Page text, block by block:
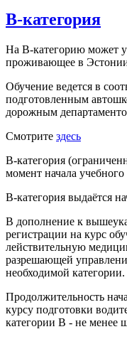
B-категория
На B-категорию может
проживающее в
Обучение ведется в
подготовленным
дорожным
Смотрите здесь
B-категория
момент начала
B-категория выдаётся
В дополнение к
регистрации на курс
лействительную
разрешающей
необходимой категории.
Продолжительность
курсу подготовки
категории В - не менее